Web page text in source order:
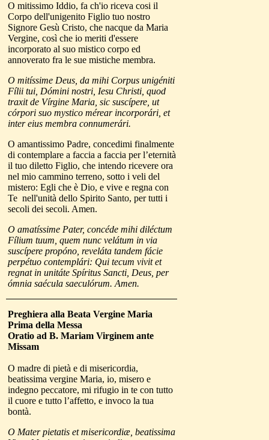
O mitissimo Iddio, fa ch'io riceva cosi il
Corpo dell'unigenito Figlio tuo nostro
Signore Gesù Cristo, che nacque da Maria
Vergine, così che io meriti d'essere
incorporato al suo mistico corpo ed
annoverato fra le sue mistiche membra.
O mitíssime Deus, da mihi Corpus unigéniti
Fílii tui, Dómini nostri, Iesu Christi, quod
traxit de Vírgine Maria, sic suscípere, ut
córpori suo mystico mérear incorporári, et
inter eius membra connumerári.
O amantissimo Padre, concedimi finalmente
di contemplare a faccia a faccia per l’eternità
il tuo diletto Figlio, che intendo ricevere ora
nel mio cammino terreno, sotto i veli del
mistero: Egli che è Dio, e vive e regna con
Te nell'unità dello Spirito Santo, per tutti i
secoli dei secoli. Amen.
O amatíssime Pater, concéde mihi diléctum
Fílium tuum, quem nunc velátum in via
suscípere propóno, reveláta tandem fácie
perpétuo contemplári: Qui tecum vivit et
regnat in unitáte Spíritus Sancti, Deus, per
ómnia saécula saeculórum. Amen.
Preghiera alla Beata Vergine Maria
Prima della Messa
Oratio ad B. Mariam Virginem ante
Missam
O madre di pietà e di misericordia,
beatissima vergine Maria, io, misero e
indegno peccatore, mi rifugio in te con tutto
il cuore e tutto l’affetto, e invoco la tua
bontà.
O Mater pietatis et misericordiæ, beatissima